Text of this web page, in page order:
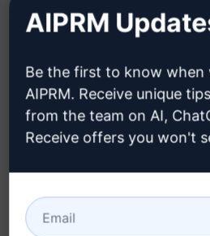
de exames, economizando
impactantes e eficazes.
Recursos do Prompt:
Gera respostas
para questões de exames
Ajuda a economizar
AIPRM
Be the first to know when
AIPRM. Receive unique
from the team on AI,
Receive offers you won't